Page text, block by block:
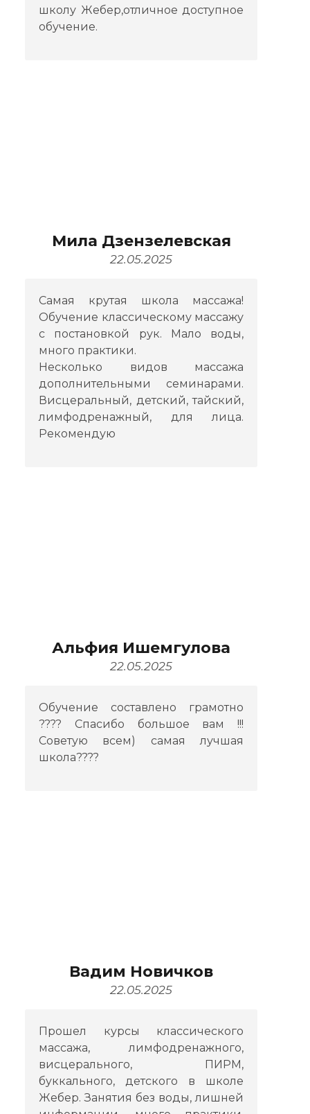
школу Жебер,отличное доступное
обучение.
Мила Дзензелевская
22.05.2025
Самая крутая школа массажа!
Обучение классическому массажу
с постановкой рук. Мало воды,
много практики.
Несколько видов массажа
дополнительными семинарами.
Висцеральный, детский, тайский,
лимфодренажный, для лица.
Рекомендую
Альфия Ишемгулова
22.05.2025
Обучение составлено грамотно
???? Спасибо большое вам !!!
Советую всем) самая лучшая
школа????
Вадим Новичков
22.05.2025
Прошел курсы классического
массажа, лимфодренажного,
висцерального, ПИРМ,
буккального, детского в школе
Жебер. Занятия без воды, лишней